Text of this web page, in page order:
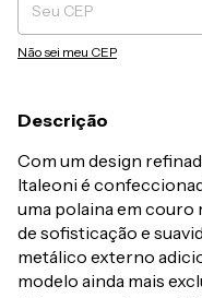
Não sei meu CEP
Descrição
Com um design
Italeoni é
uma polaina em
de sofisticação e
metálico externo
modelo ainda mais